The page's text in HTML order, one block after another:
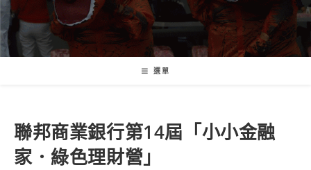
選單
聯邦商業銀行第14屆「小小金融
家．綠色理財營」